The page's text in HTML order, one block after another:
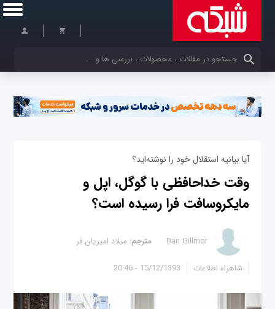
کلمات کلیدی خود را وارد کنید
آیا بیانیه استقلال خود را نوشته‌اید؟
وقت خداحافظی با گوگل، اپل و
مایکروسافت فرا رسیده است؟
15/12/1393 - 20:46
Dan Gillmor مترجم: میلاد امیریان فر
شاهراه اطلاعات